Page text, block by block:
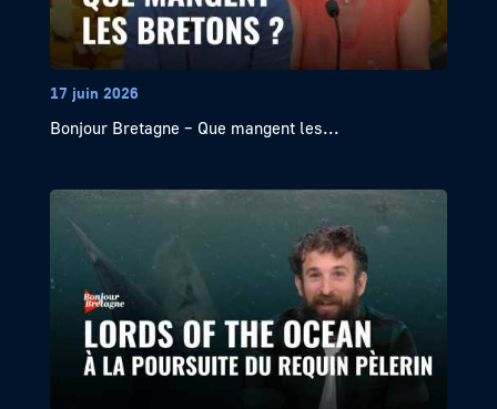
17 juin 2026
Bonjour Bretagne – Que mangent les...